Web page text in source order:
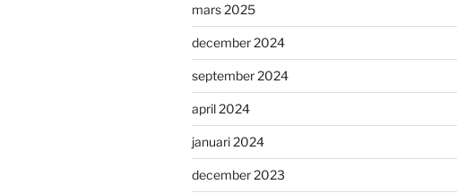
mars 2025
december 2024
september 2024
april 2024
januari 2024
december 2023